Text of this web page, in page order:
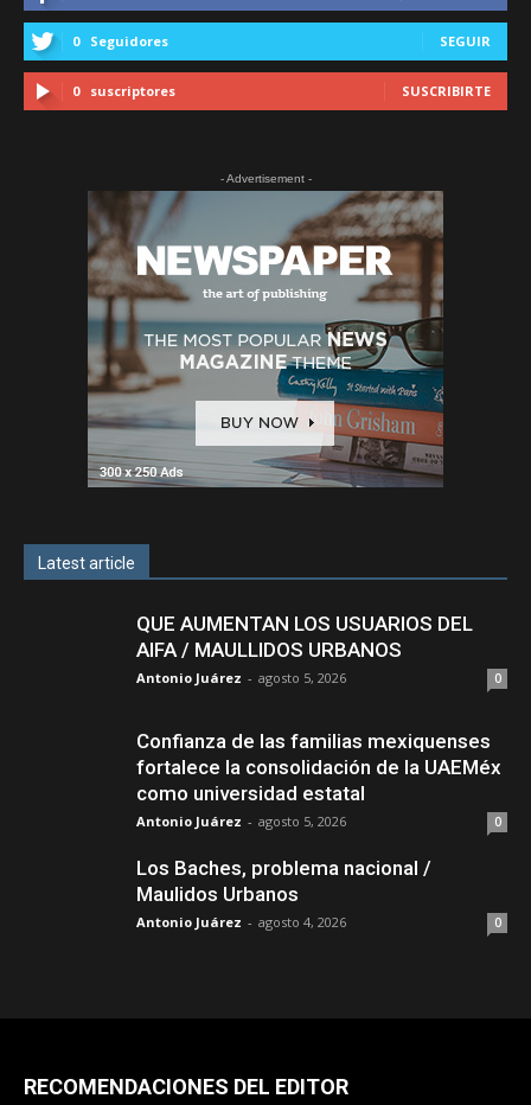
0 Seguidores SEGUIR
0 suscriptores SUSCRIBIRTE
- Advertisement -
Latest article
QUE AUMENTAN LOS USUARIOS DEL
AIFA / MAULLIDOS URBANOS
Antonio Juárez - agosto 5, 2026 0
Confianza de las familias mexiquenses
fortalece la consolidación de la UAEMéx
como universidad estatal
Antonio Juárez - agosto 5, 2026 0
Los Baches, problema nacional /
Maulidos Urbanos
Antonio Juárez - agosto 4, 2026 0
RECOMENDACIONES DEL EDITOR